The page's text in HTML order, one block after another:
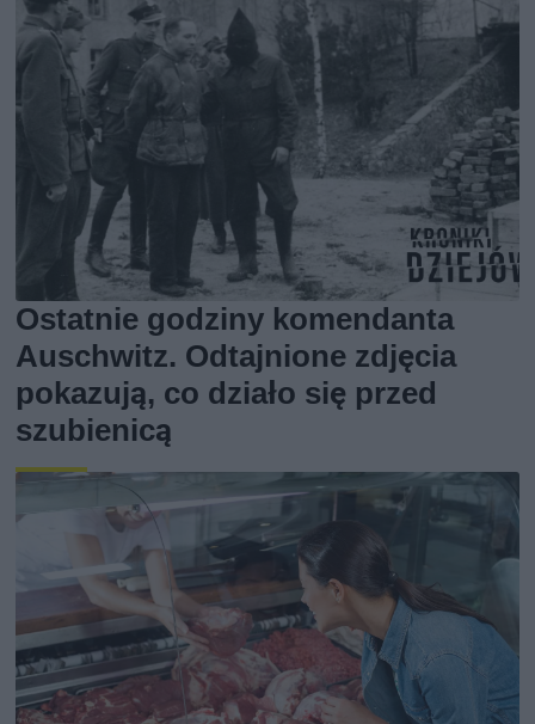
Ostatnie godziny komendanta
Auschwitz. Odtajnione zdjęcia
pokazują, co działo się przed
szubienicą